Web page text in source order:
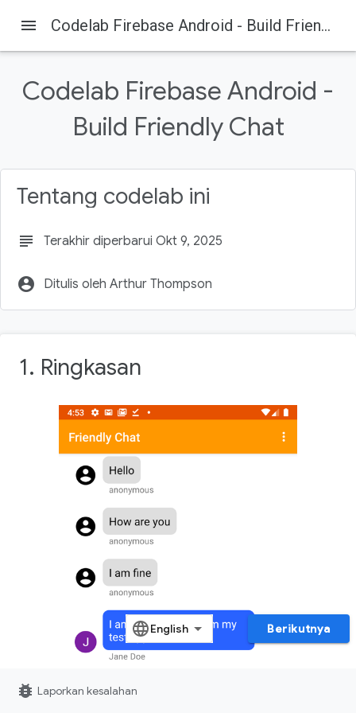
Firebase Firebase Codelabs
1. Ringkasan
Membuat cloning repositori
Memeriksa dependensi
menu Codelab Firebase Android - Build Friendly Chat
Codelab Firebase Android -
Build Friendly Chat
Tentang codelab ini
subject Terakhir diperbarui Okt 9, 2025
account_circle Ditulis oleh Arthur Thompson
1. Ringkasan
Berikutnya
bug_report Laporkan kesalahan